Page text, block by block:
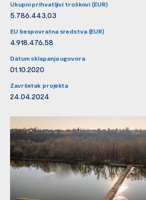
Ukupni prihvatljivi troškovi (EUR)
5.786.443,03
EU bespovratna sredstva (EUR)
4.918.476,58
Datum sklapanja ugovora
01.10.2020
Završetak projekta
24.04.2024